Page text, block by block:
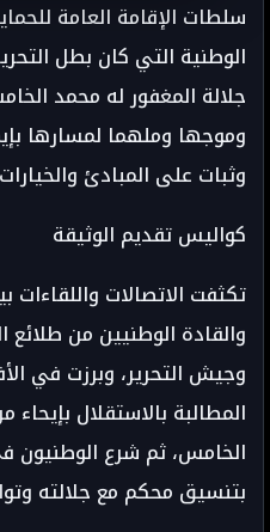
سلطات الإقامة العامة
الوطنية التي كان بطل
جلالة المغفور له محمد
وموجها وملهما لمسارها
وثبات على المبادئ
كواليس تقديم الوثيقة
تكثفت الاتصالات واللقاءات
والقادة الوطنيين من طلائع
وجيش التحرير، وبرزت في
المطالبة بالاستقلال
الخامس، ثم شرع الوطنيون
بتنسيق محكم مع جلالته